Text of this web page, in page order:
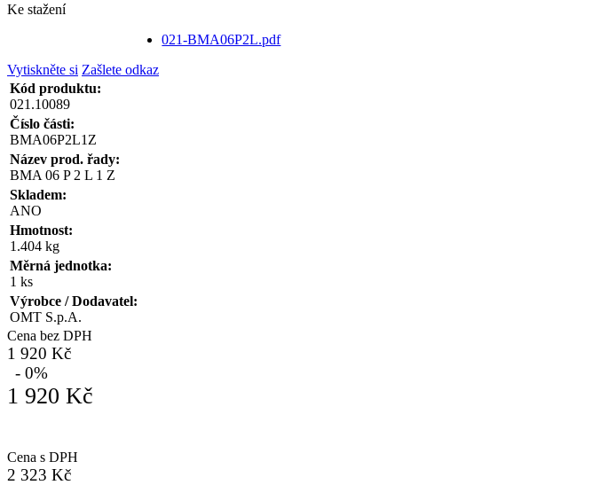
Ke stažení
021-BMA06P2L.pdf
Vytiskněte si Zašlete odkaz
Kód produktu:
021.10089
Číslo části:
BMA06P2L1Z
Název prod. řady:
BMA 06 P 2 L 1 Z
Skladem:
ANO
Hmotnost:
1.404 kg
Měrná jednotka:
1 ks
Výrobce / Dodavatel:
OMT S.p.A.
Cena bez DPH
1 920 Kč
- 0%
1 920 Kč
Cena s DPH
2 323 Kč